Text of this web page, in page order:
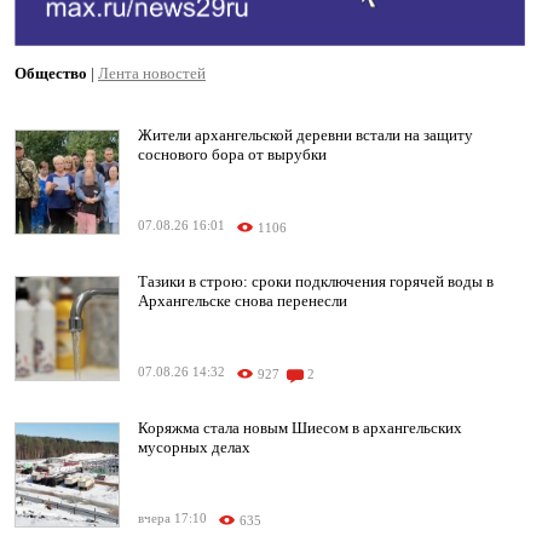
Общество | Лента новостей
Жители архангельской деревни встали на защиту
соснового бора от вырубки
07.08.26 16:01 1106
Тазики в строю: сроки подключения горячей воды в
Архангельске снова перенесли
07.08.26 14:32 927 2
Коряжма стала новым Шиесом в архангельских
мусорных делах
вчера 17:10 635